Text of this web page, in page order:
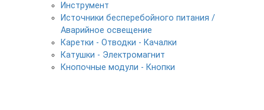
Инструмент
Источники бесперебойного питания /
Аварийное освещение
Каретки - Отводки - Качалки
Катушки - Электромагнит
Кнопочные модули - Кнопки